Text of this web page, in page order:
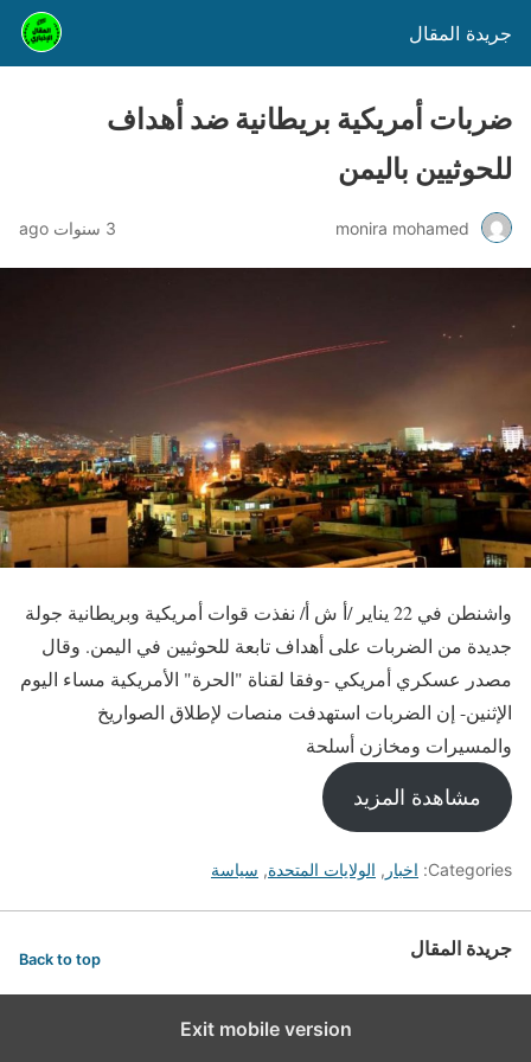
جريدة المقال
ضربات أمريكية بريطانية ضد أهداف
للحوثيين باليمن
monira mohamed 3 سنوات ago
واشنطن في 22 يناير /أ ش أ/ نفذت قوات أمريكية وبريطانية جولة
جديدة من الضربات على أهداف تابعة للحوثيين في اليمن. وقال
مصدر عسكري أمريكي -وفقا لقناة "الحرة" الأمريكية مساء اليوم
الإثنين- إن الضربات استهدفت منصات لإطلاق الصواريخ
والمسيرات ومخازن أسلحة
مشاهدة المزيد
Categories: اخبار , الولايات المتحدة, سياسة
جريدة المقال Back to top
Exit mobile version